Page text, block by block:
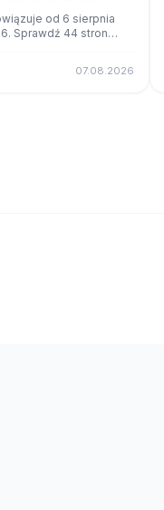
od 6 sierpnia
Sprawdź 44 stron
07.08.2026